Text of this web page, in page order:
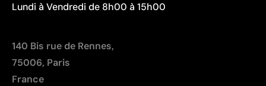
Lundi à Vendredi de 8h00 à 15h00
140 Bis rue de Rennes,
75006, Paris
France